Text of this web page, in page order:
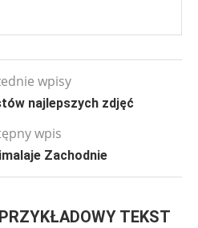
wpisy
najlepszych zdjęć
wpis
Zachodnie
TEKST